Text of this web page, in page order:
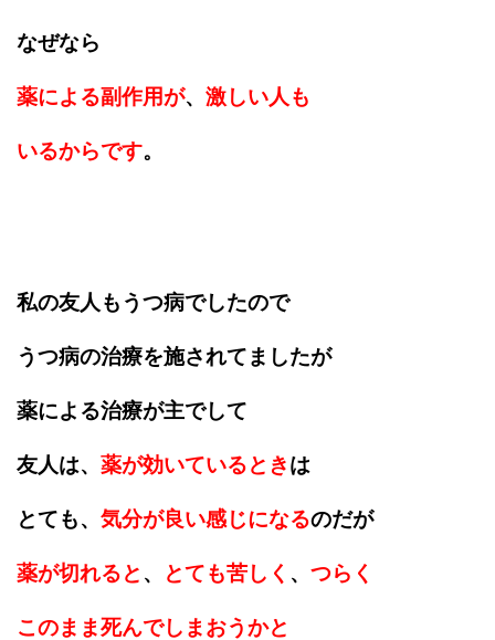
なぜなら
薬による副作用が、 激しい人も
いるからです。
私の友人もうつ病でしたので
うつ病の治療を施されてましたが
薬による治療が主でして
友人は、 薬が効いているときは
とても、 気分が良い感じになるのだが
薬が切れると 、 とても苦しく 、 つらく
このまま死んでしまおうかと